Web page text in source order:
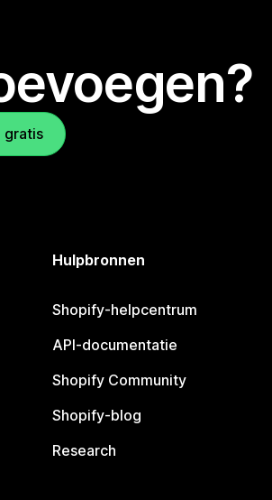
gratis
Hulpbronnen
Shopify-helpcentrum
API-documentatie
Shopify Community
Shopify-blog
Research